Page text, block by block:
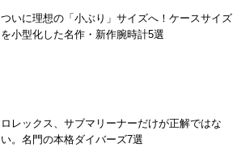
ついに理想の「小ぶり」サイズへ！ケースサイズ
を小型化した名作・新作腕時計5選
ロレックス、サブマリーナーだけが正解ではな
い。名門の本格ダイバーズ7選